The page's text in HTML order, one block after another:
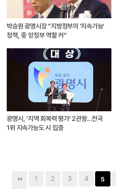
박승원 광명시장 “지방정부의 ‘지속가능’
정책, 중 앙정부 역할 커”
광명시, ‘지역 회복력 평가’ 2관왕…전국
1위 지속가능도 시 입증
1 2 3 4 5